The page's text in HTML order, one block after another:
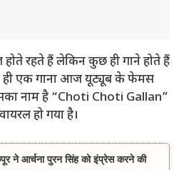
होते रहते हैं लेकिन कुछ ही गाने होते हैं
ही एक गाना आज यूट्यूब के फेमस
नाम है “Choti Choti Gallan”
हो गया है।
ने आर्चना पुरन सिंह को इंप्रेस करने की